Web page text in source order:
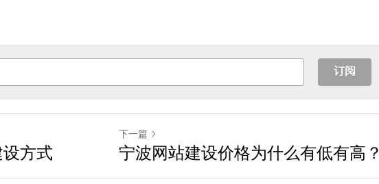
订阅
方式
下一篇
宁波网站建设价格为什么有低有高？